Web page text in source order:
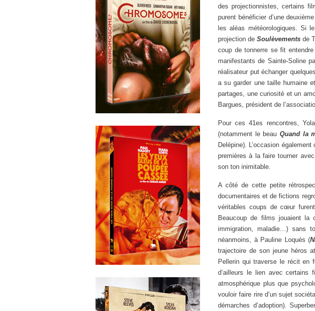
des projectionnistes, certains
purent bénéficier d’une
les aléas météorologiques. Si
projection de Soulèvements de
coup de tonnerre se fit
manifestants de Sainte-Soline
réalisateur put échanger
a su garder une taille humaine
partages, une curiosité et un
Bargues, président de
Pour ces 41es rencontres,
(notamment le beau Quand la
Delépine). L’occasion
premières à la faire tourner avec
son ton inimitable.
A côté de cette petite
documentaires et de fictions
véritables coups de cœur
Beaucoup de films jouaient la
immigration, maladie…) sans
néanmoins, à Pauline Loquès (
trajectoire de son jeune héros
Pellerin qui traverse le récit en
d’ailleurs le lien avec certains
atmosphérique plus que
vouloir faire rire d’un sujet
démarches d’adoption).